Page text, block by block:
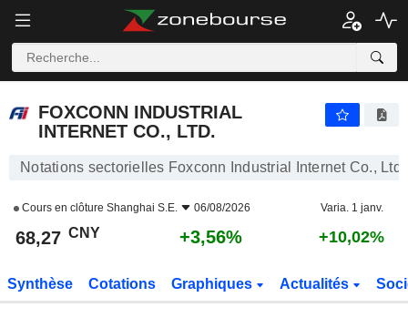
FOXCONN INDUSTRIAL
INTERNET CO., LTD.
Notations sectorielles Foxconn Industrial Internet Co., Ltd.
Cours en clôture Shanghai S.E. 06/08/2026 Varia. 1 janv.
68,27 CNY +3,56% +10,02%
Synthèse Cotations Graphiques Actualités